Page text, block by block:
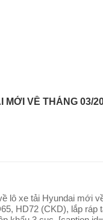
MỚI VỀ THÁNG 03/
lô xe tải Hyundai mới
HD72 (CKD), lắp ráp